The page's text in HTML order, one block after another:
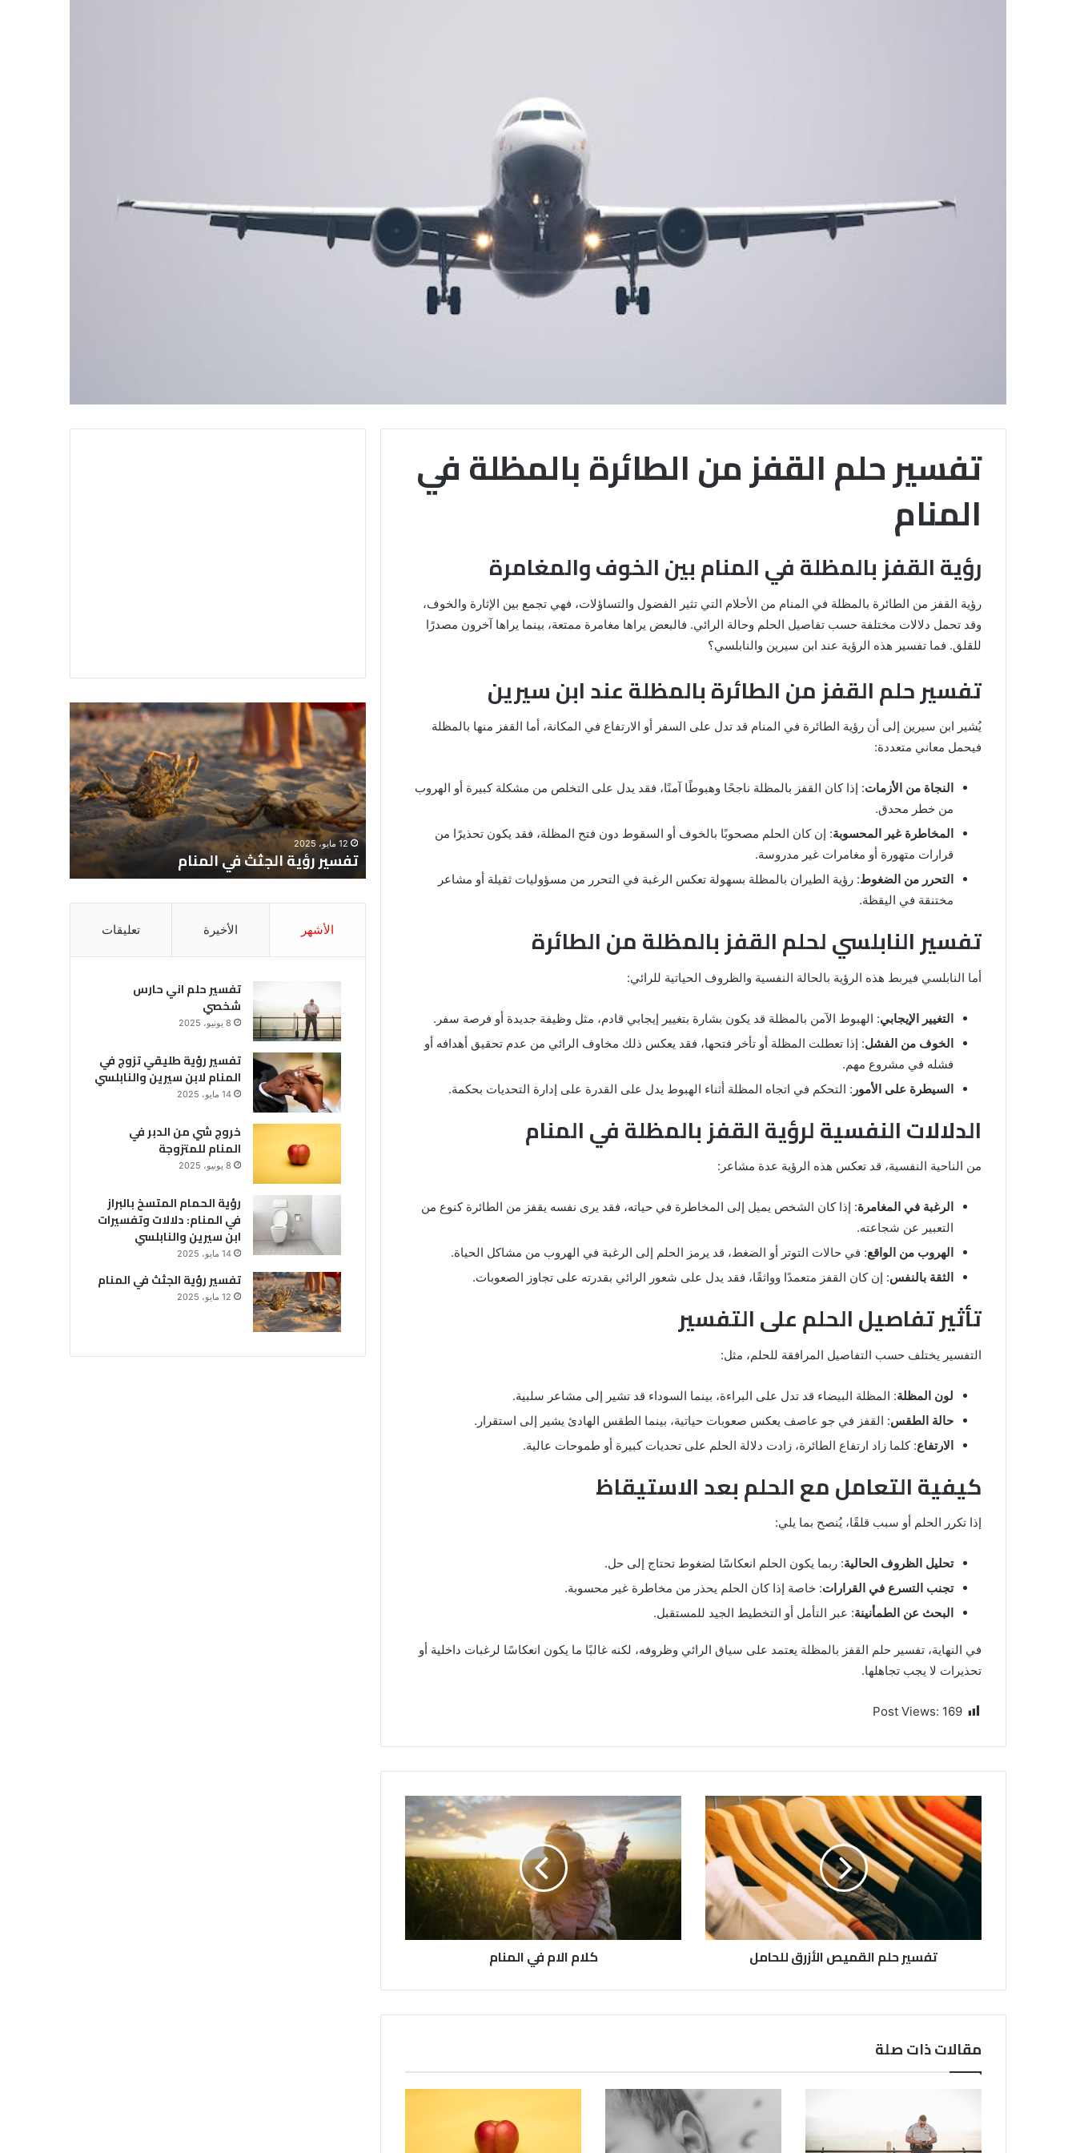
تفسير حلم القفز من الطائرة بالمظلة في
المنام
رؤية القفز بالمظلة في المنام بين الخوف والمغامرة
رؤية القفز من الطائرة بالمظلة في المنام من الأحلام التي تثير الفضول والتساؤلات، فهي تجمع بين الإثارة والخوف،
وقد تحمل دلالات مختلفة حسب تفاصيل الحلم وحالة الرائي. فالبعض يراها مغامرة ممتعة، بينما يراها آخرون مصدرًا
للقلق. فما تفسير هذه الرؤية عند ابن سيرين والنابلسي؟
تفسير حلم القفز من الطائرة بالمظلة عند ابن سيرين
يُشير ابن سيرين إلى أن رؤية الطائرة في المنام قد تدل على السفر أو الارتفاع في المكانة، أما القفز منها بالمظلة
فيحمل معاني متعددة:
النجاة من الأزمات: إذا كان القفز بالمظلة ناجحًا وهبوطًا آمنًا، فقد يدل على التخلص من مشكلة كبيرة أو الهروب
من خطر محدق.
المخاطرة غير المحسوبة: إن كان الحلم مصحوبًا بالخوف أو السقوط دون فتح المظلة، فقد يكون تحذيرًا من
قرارات متهورة أو مغامرات غير مدروسة.
التحرر من الضغوط: رؤية الطيران بالمظلة بسهولة تعكس الرغبة في التحرر من مسؤوليات ثقيلة أو مشاعر
مختنقة في اليقظة.
تفسير النابلسي لحلم القفز بالمظلة من الطائرة
أما النابلسي فيربط هذه الرؤية بالحالة النفسية والظروف الحياتية للرائي:
التغيير الإيجابي: الهبوط الآمن بالمظلة قد يكون بشارة بتغيير إيجابي قادم، مثل وظيفة جديدة أو فرصة سفر.
الخوف من الفشل: إذا تعطلت المظلة أو تأخر فتحها، فقد يعكس ذلك مخاوف الرائي من عدم تحقيق أهدافه أو
فشله في مشروع مهم.
السيطرة على الأمور : التحكم في اتجاه المظلة أثناء الهبوط يدل على القدرة على إدارة التحديات بحكمة.
الدلالات النفسية لرؤية القفز بالمظلة في المنام
من الناحية النفسية، قد تعكس هذه الرؤية عدة مشاعر:
الرغبة في المغامرة: إذا كان الشخص يميل إلى المخاطرة في حياته، فقد يرى نفسه يقفز من الطائرة كنوع من
التعبير عن شجاعته.
الهروب من الواقع: في حالات التوتر أو الضغط، قد يرمز الحلم إلى الرغبة في الهروب من مشاكل الحياة.
الثقة بالنفس: إن كان القفز متعمدًا وواثقًا، فقد يدل على شعور الرائي بقدرته على تجاوز الصعوبات.
تأثير تفاصيل الحلم على التفسير
التفسير يختلف حسب التفاصيل المرافقة للحلم، مثل:
لون المظلة: المظلة البيضاء قد تدل على البراءة، بينما السوداء قد تشير إلى مشاعر سلبية.
حالة الطقس: القفز في جو عاصف يعكس صعوبات حياتية، بينما الطقس الهادئ يشير إلى استقرار.
الارتفاع: كلما زاد ارتفاع الطائرة، زادت دلالة الحلم على تحديات كبيرة أو طموحات عالية.
كيفية التعامل مع الحلم بعد الاستيقاظ
إذا تكرر الحلم أو سبب قلقًا، يُنصح بما يلي:
تحليل الظروف الحالية: ربما يكون الحلم انعكاسًا لضغوط تحتاج إلى حل.
تجنب التسرع في القرارات: خاصة إذا كان الحلم يحذر من مخاطرة غير محسوبة.
البحث عن الطمأنينة: عبر التأمل أو التخطيط الجيد للمستقبل.
في النهاية، تفسير حلم القفز بالمظلة يعتمد على سياق الرائي وظروفه، لكنه غالبًا ما يكون انعكاسًا لرغبات داخلية أو
تحذيرات لا يجب تجاهلها.
Post Views: 169
تفسير حلم القميص الأزرق للحامل كلام الام في المنام
مقالات ذات صلة
شي
من
المنام
للمتزوجة
خروج شي من الدبر في المنام للمتزوجة
الحمام
المنام:
وتفسيرات
والنابلسي
رؤية الحمام المتسخ بالبراز في المنام:
تفسير
رؤية
الجثث
في
المنام
12 مايو، 2025
تفسير رؤية الجثث في المنام
تفسير
اني
حارس
شخصي
الأشهر الأخيرة تعليقات
تفسير حلم اني حارس
شخصي
8 يونيو، 2025
تفسير رؤية طليقي تزوج في
المنام لابن سيرين والنابلسي
14 مايو، 2025
خروج شي من الدبر في
المنام للمتزوجة
8 يونيو، 2025
رؤية الحمام المتسخ بالبراز
في المنام: دلالات وتفسيرات
ابن سيرين والنابلسي
14 مايو، 2025
تفسير رؤية الجثث في المنام
12 مايو، 2025